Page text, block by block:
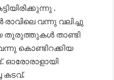
.
വന്നു വലിച്ചു
തുരുത്തുകൾ താണ്ടി
കൊണ്ടിറക്കിയ
ഓരോരാളായി
കടവ്.